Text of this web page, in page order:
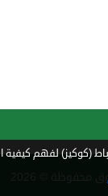
محفوظة © 2026
(كوكيز) لفهم كيفية